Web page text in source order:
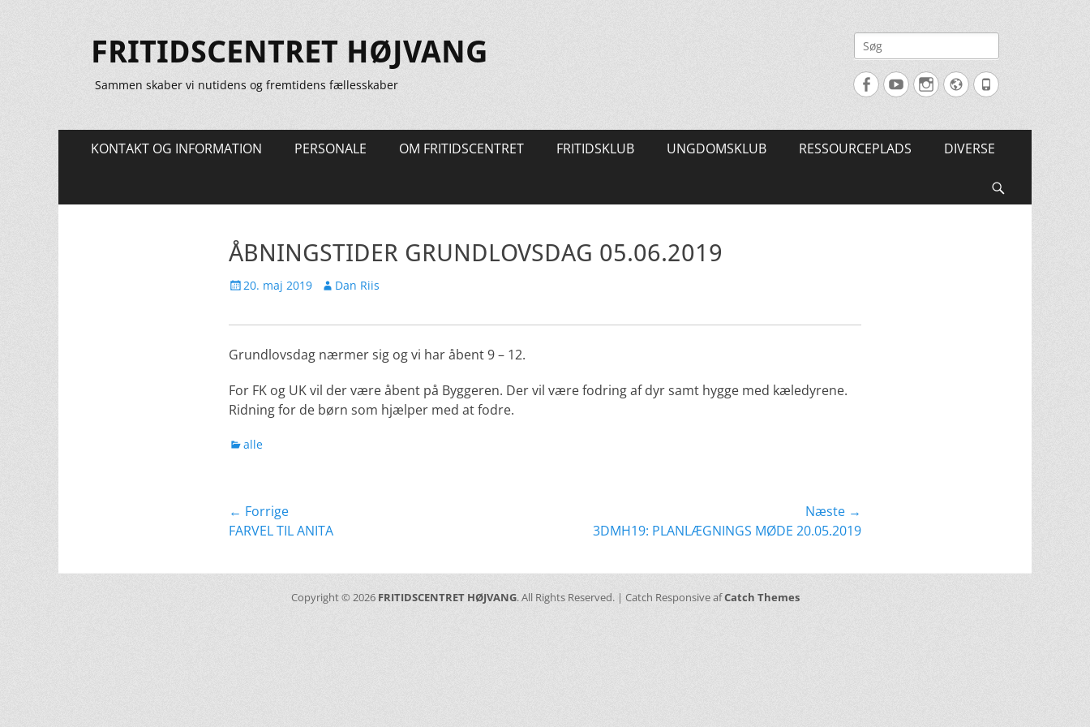
FRITIDSCENTRET HØJVANG
Sammen skaber vi nutidens og fremtidens fællesskaber
Søg
efter:
FacebookYouTubeInstagram
Website
Tlf.
Primær
KONTAKT OG INFORMATION PERSONALE OM FRITIDSCENTRET FRITIDSKLUB UNGDOMSKLUB RESSOURCEPLADS DIVERSE
ÅBNINGSTIDER GRUNDLOVSDAG 05.06.2019
Udgivet
20. maj 2019 Forfatter
Dan Riis
Grundlovsdag nærmer sig og vi har åbent 9 – 12.
For FK og UK vil der være åbent på Byggeren. Der vil være fodring af dyr samt hygge med kæledyrene.
Ridning for de børn som hjælper med at fodre.
kategorier
alle
Indlægsnavigation
← Forrige
Forrige
FARVEL TIL ANITA
Næste →
3DMH19: PLANLÆGNINGS MØDE 20.05.2019
Copyright © 2026 FRITIDSCENTRET HØJVANG. All Rights Reserved. | Catch Responsive afCatch Themes